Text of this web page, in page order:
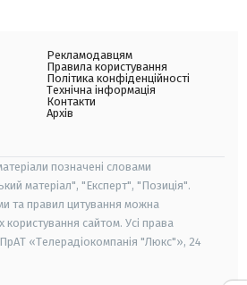
Рекламодавцям
Правила користування
Політика конфіденційності
Технічна інформація
Контакти
Архів
позначені словами
матеріал", "Експерт", "Позиція".
та правил цитування можна
сайтом. Усі права
«Телерадіокомпанія "Люкс"», 24